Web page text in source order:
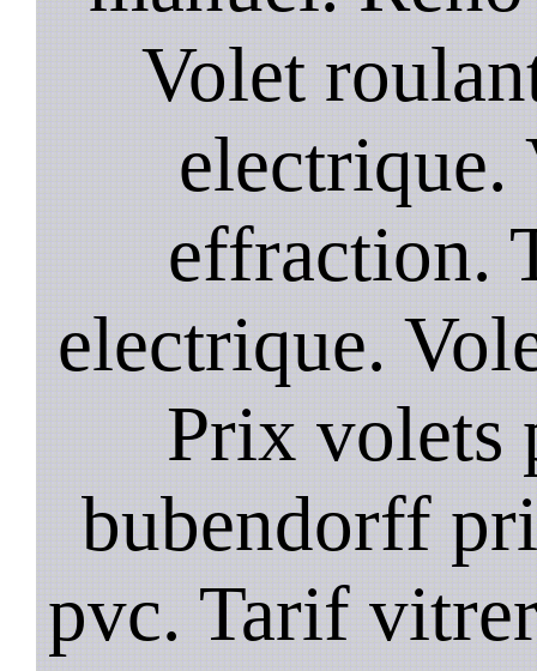
Volet
electrique.
effraction.
electrique.
Prix volets
bubendorff
pvc. Tarif